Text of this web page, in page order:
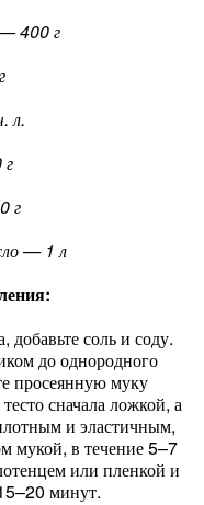
400 г
л.
г
— 1 л
добавьте соль и соду.
до однородного
просеянную муку
сначала ложкой, а
и эластичным,
мукой, в течение 5–7
или пленкой и
минут.